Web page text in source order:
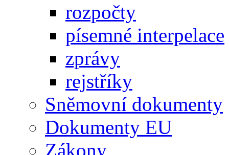
rozpočty
písemné interpelace
zprávy
rejstříky
Sněmovní dokumenty
Dokumenty EU
Zákony